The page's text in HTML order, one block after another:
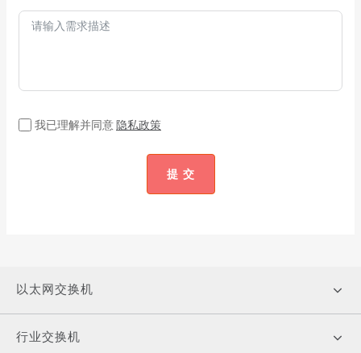
我已理解并同意隐私政策
提 交
以太网交换机
行业交换机